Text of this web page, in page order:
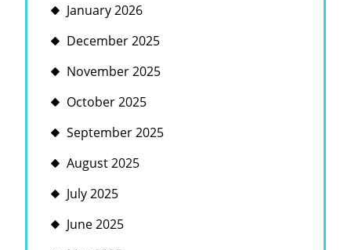
January 2026
December 2025
November 2025
October 2025
September 2025
August 2025
July 2025
June 2025